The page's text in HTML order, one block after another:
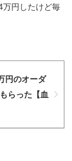
円したけど毎
円のオーダ
らった【血